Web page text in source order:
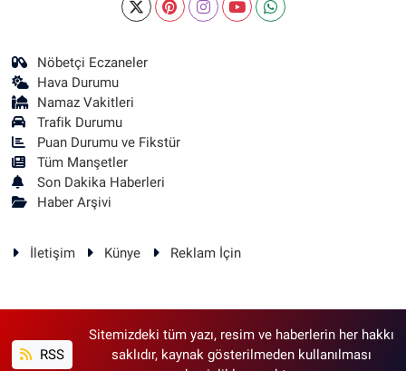
Nöbetçi Eczaneler
Hava Durumu
Namaz Vakitleri
Trafik Durumu
Puan Durumu ve Fikstür
Tüm Manşetler
Son Dakika Haberleri
Haber Arşivi
İletişim Künye Reklam İçin
RSS
Sitemizdeki tüm yazı, resim ve haberlerin her hakkı
saklıdır, kaynak gösterilmeden kullanılması